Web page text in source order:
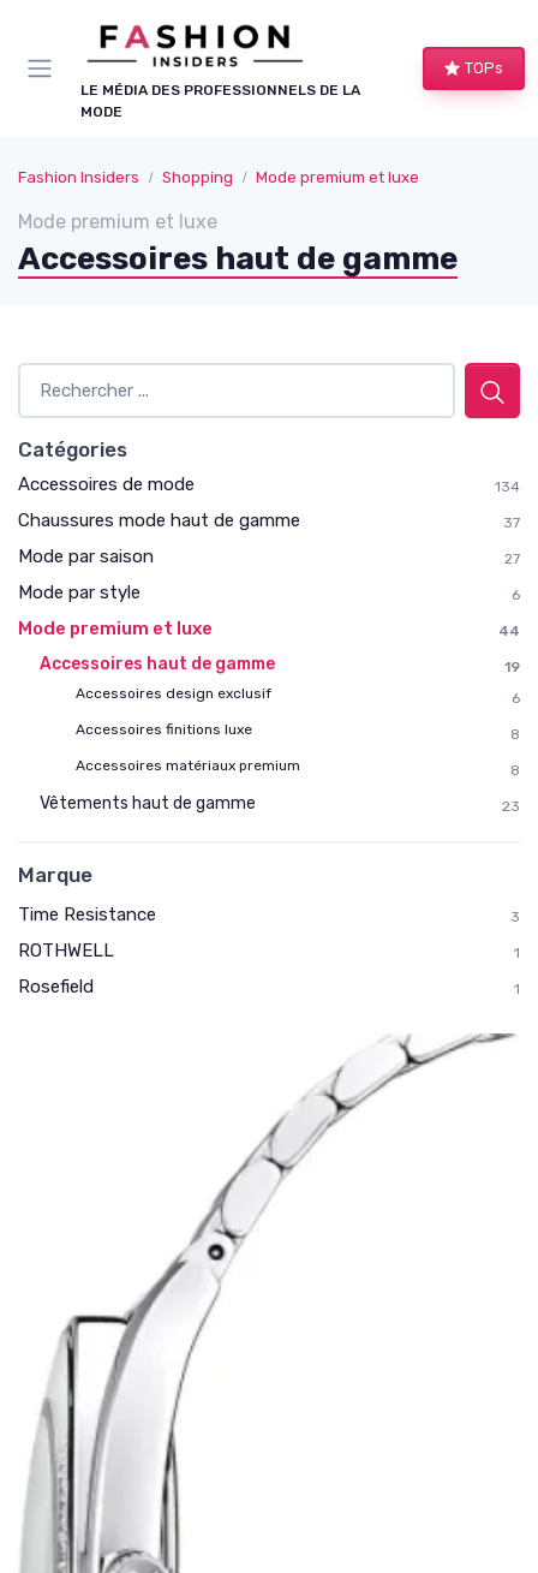
LE MÉDIA DES PROFESSIONNELS DE LA
MODE
TOPs
Fashion Insiders Shopping Mode premium et luxe
Mode premium et luxe
Accessoires haut de gamme
Catégories
Accessoires de mode 134
Chaussures mode haut de gamme 37
Mode par saison 27
Mode par style 6
Mode premium et luxe 44
Accessoires haut de gamme
19
Accessoires design exclusif
6
Accessoires finitions luxe
8
Accessoires matériaux premium
8
Vêtements haut de gamme 23
Marque
Time Resistance 3
ROTHWELL 1
Rosefield 1